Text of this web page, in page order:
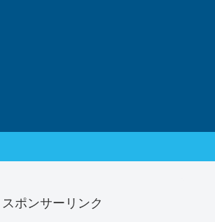
スポンサーリンク